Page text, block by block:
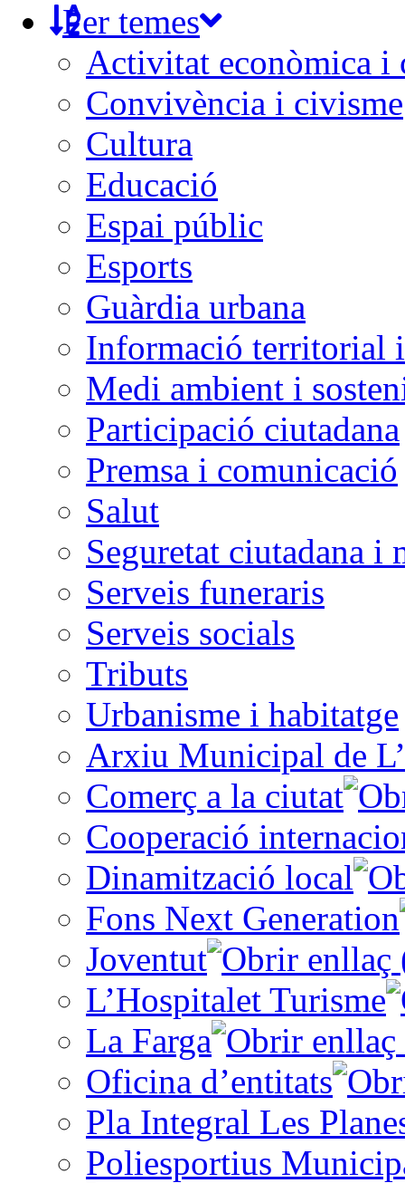
Per temes
Activitat econòmica i
Convivència i civisme
Cultura
Educació
Espai públic
Esports
Guàrdia urbana
Informació territorial
Medi ambient i
Participació ciutadana
Premsa i comunicació
Salut
Seguretat ciutadana i
Serveis funeraris
Serveis socials
Tributs
Urbanisme i habitatge
Arxiu Municipal de
Comerç a la ciutat
Cooperació
Dinamització local
Fons Next Generation
Joventut
L’Hospitalet Turisme
La Farga
Oficina d’entitats
Pla Integral Les
Poliesportius